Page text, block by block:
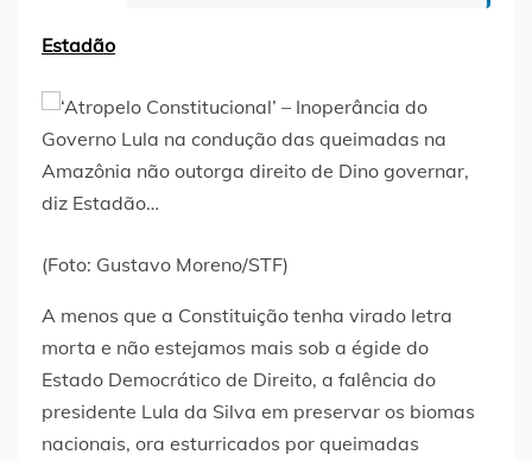
Estadão
(Foto: Gustavo Moreno/STF)
A menos que a Constituição tenha virado letra
morta e não estejamos mais sob a égide do
Estado Democrático de Direito, a falência do
presidente Lula da Silva em preservar os biomas
nacionais, ora esturricados por queimadas